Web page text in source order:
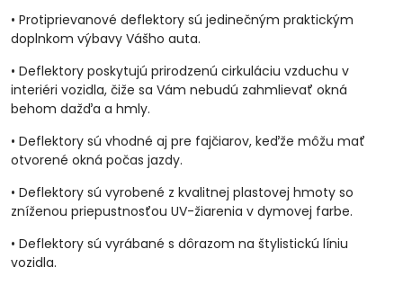
• Protiprievanové deflektory sú jedinečným praktickým
doplnkom výbavy Vášho auta.
• Deflektory poskytujú prirodzenú cirkuláciu vzduchu v
interiéri vozidla, čiže sa Vám nebudú zahmlievať okná
behom dažďa a hmly.
• Deflektory sú vhodné aj pre fajčiarov, keďže môžu mať
otvorené okná počas jazdy.
• Deflektory sú vyrobené z kvalitnej plastovej hmoty so
zníženou priepustnosťou UV-žiarenia v dymovej farbe.
• Deflektory sú vyrábané s dôrazom na štylistickú líniu
vozidla.